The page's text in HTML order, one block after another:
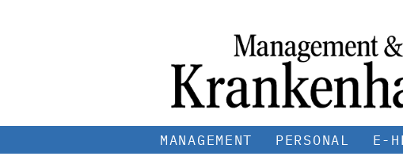
MANAGEMENT PERSONAL E-